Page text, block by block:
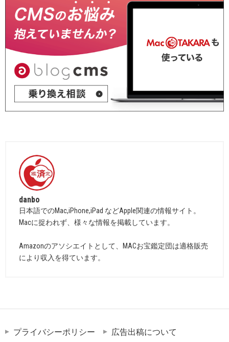
danbo
日本語でのMac,iPhone,iPad などApple関連の情報サイト。
Macに捉われず、様々な情報を掲載しています。
Amazonのアソシエイトとして、MACお宝鑑定団は適格販売
により収入を得ています。
プライバシーポリシー
広告出稿について